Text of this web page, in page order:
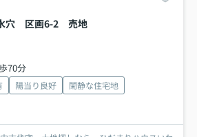
穴 区画6-2 売地
70分
陽当り良好
閑静な住宅地